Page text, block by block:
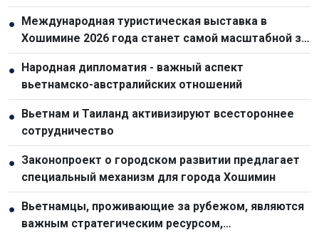
●
Международная туристическая выставка в
Хошимине 2026 года станет самой масштабной за
всю историю
●
Народная дипломатия - важный аспект
вьетнамско-австралийских отношений
●
Вьетнам и Таиланд активизируют всестороннее
сотрудничество
● Законопроект о городском развитии предлагает
специальный механизм для города Хошимин
●
Вьетнамцы, проживающие за рубежом, являются
важным стратегическим ресурсом,